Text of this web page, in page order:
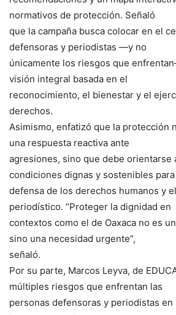
normativos de protección. Señaló
que la campaña busca colocar en el
defensoras y periodistas —y no
únicamente los riesgos que
visión integral basada en el
reconocimiento, el bienestar y el
derechos.
Asimismo, enfatizó que la protección
una respuesta reactiva ante
agresiones, sino que debe orientarse
condiciones dignas y sostenibles
defensa de los derechos humanos y
periodístico. “Proteger la dignidad en
contextos como el de Oaxaca no es
sino una necesidad urgente”,
señaló.
Por su parte, Marcos Leyva, de
múltiples riesgos que enfrentan las
personas defensoras y periodistas en